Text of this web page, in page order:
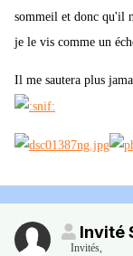
sommeil et donc qu'il
je le vis comme un
Il me sautera plus
Invité
Invités,